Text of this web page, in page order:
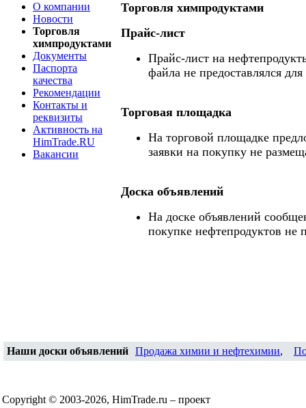
О компании
Новости
Торговля
химпродуктами
Документы
Паспорта
качества
Рекомендации
Контакты и
реквизиты
Активность на
HimTrade.RU
Вакансии
Торговля химпродуктами
Прайс-лист
Прайс-лист на
файла не предоставлялся
Торговая площадка
На торговой площадке
заявки на покупку не
Доска объявлений
На доске объявлений
покупке нефтепродуктов не
Наши доски объявлений Продажа химии и нефтехимии,
Copyright © 2003-2026, HimTrade.ru – проект